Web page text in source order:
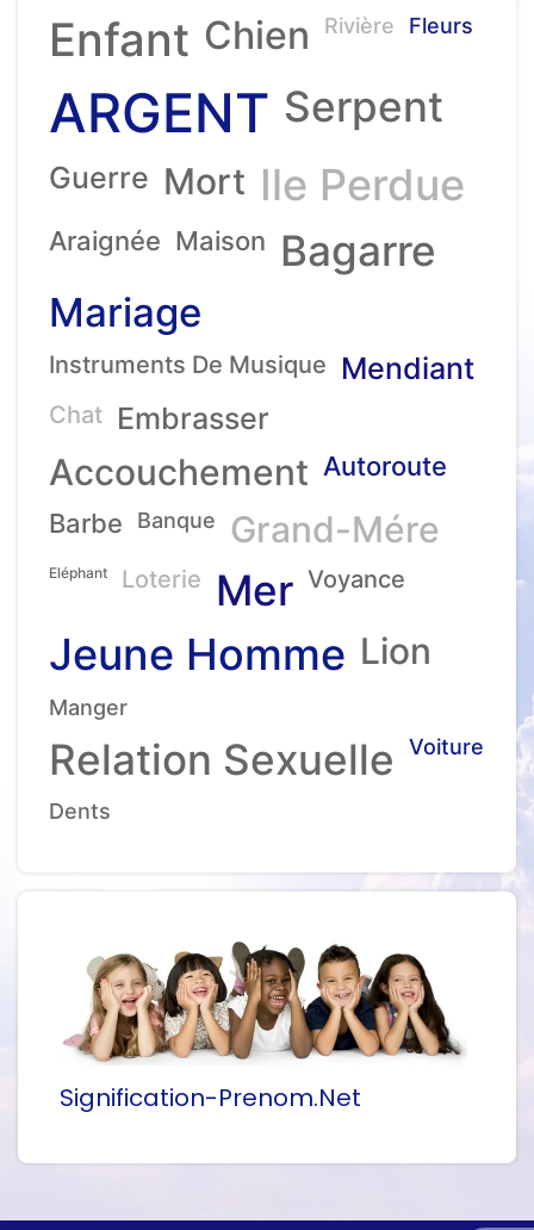
Enfant Chien Rivière Fleurs
ARGENT Serpent
Guerre Mort Ile Perdue
Araignée Maison Bagarre
Mariage
Instruments De Musique Mendiant
Chat Embrasser
Accouchement Autoroute
Barbe
Banque Grand-Mére
Eléphant Loterie Mer Voyance
Jeune Homme Lion
Manger
Relation Sexuelle Voiture
Dents
Signification-Prenom.net